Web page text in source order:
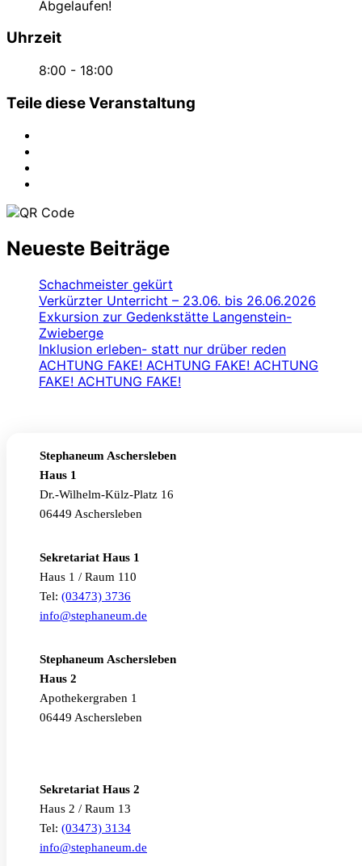
Abgelaufen!
Uhrzeit
8:00 - 18:00
Teile diese Veranstaltung
Neueste Beiträge
Schachmeister gekürt
Verkürzter Unterricht – 23.06. bis 26.06.2026
Exkursion zur Gedenkstätte Langenstein-
Zwieberge
Inklusion erleben- statt nur drüber reden
ACHTUNG FAKE! ACHTUNG FAKE! ACHTUNG
FAKE! ACHTUNG FAKE!
Stephaneum Aschersleben
Haus 1
Dr.-Wilhelm-Külz-Platz 16
06449 Aschersleben
Sekretariat Haus 1
Haus 1 / Raum 110
Tel: (03473) 3736
info@stephaneum.de
Stephaneum Aschersleben
Haus 2
Apothekergraben 1
06449 Aschersleben
Sekretariat Haus 2
Haus 2 / Raum 13
Tel: (03473) 3134
info@stephaneum.de